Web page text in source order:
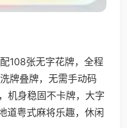
108张无字花牌，全程
牌叠牌，无需手动码
机身稳固不卡牌，大字
道粤式麻将乐趣，休闲